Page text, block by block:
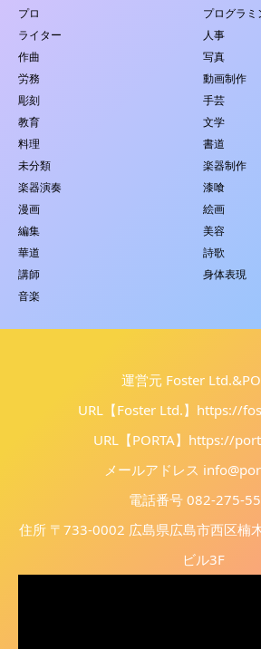
プロ
プログラミ
ライター
人事
作曲
写真
労務
動画制作
彫刻
手芸
教育
文学
料理
書道
未分類
楽器制作
楽器演奏
漆喰
漫画
絵画
編集
美容
華道
詩歌
講師
身体表現
音楽
運営元 Foster
URL【Foster Ltd.】 https://
URL【PORTA】 https://
メールアドレス
電話番号 082-275-
住所 〒733-0002 広島県広島市西区楠
ビル3F